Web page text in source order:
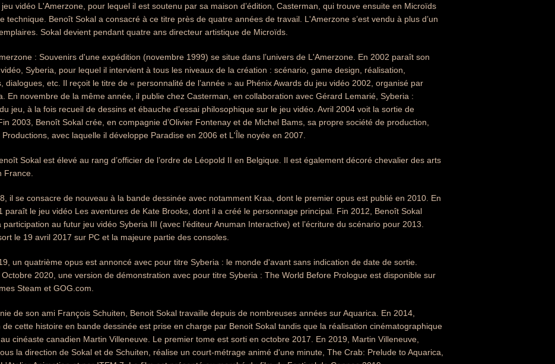
vidéo L'Amerzone, pour lequel il est soutenu par sa maison d’édition, Casterman, qui trouve ensuite en Microïds
technique. Benoît Sokal a consacré à ce titre près de quatre années de travail. L'Amerzone s’est vendu à plus d’un
Sokal devient pendant quatre ans directeur artistique de Microïds.
: Souvenirs d'une expédition (novembre 1999) se situe dans l’univers de L'Amerzone. En 2002 paraît son
Syberia, pour lequel il intervient à tous les niveaux de la création : scénario, game design, réalisation,
dialogues, etc. Il reçoit le titre de « personnalité de l’année » au Phénix Awards du jeu vidéo 2002, organisé par
En novembre de la même année, il publie chez Casterman, en collaboration avec Gérard Lemarié, Syberia :
jeu, à la fois recueil de dessins et ébauche d’essai philosophique sur le jeu vidéo. Avril 2004 voit la sortie de
2003, Benoît Sokal crée, en compagnie d’Olivier Fontenay et de Michel Bams, sa propre société de production,
Productions, avec laquelle il développe Paradise en 2006 et L'Île noyée en 2007.
Sokal est élevé au rang d’officier de l’ordre de Léopold II en Belgique. Il est également décoré chevalier des arts
France.
il se consacre de nouveau à la bande dessinée avec notamment Kraa, dont le premier opus est publié en 2010. En
paraît le jeu vidéo Les aventures de Kate Brooks, dont il a créé le personnage principal. Fin 2012, Benoît Sokal
participation au futur jeu vidéo Syberia III (avec l’éditeur Anuman Interactive) et l’écriture du scénario pour 2013.
le 19 avril 2017 sur PC et la majeure partie des consoles.
un quatrième opus est annoncé avec pour titre Syberia : le monde d'avant sans indication de date de sortie.
Octobre 2020, une version de démonstration avec pour titre Syberia : The World Before Prologue est disponible sur
Steam et GOG.com.
de son ami François Schuiten, Benoit Sokal travaille depuis de nombreuses années sur Aquarica. En 2014,
de cette histoire en bande dessinée est prise en charge par Benoit Sokal tandis que la réalisation cinématographique
cinéaste canadien Martin Villeneuve. Le premier tome est sorti en octobre 2017. En 2019, Martin Villeneuve,
la direction de Sokal et de Schuiten, réalise un court-métrage animé d'une minute, The Crab: Prelude to Aquarica,